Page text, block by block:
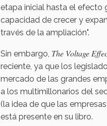
etapa inicial hasta el efecto
capacidad de crecer y
través de la ampliación".
Sin embargo, The Voltage
reciente, ya que los
mercado de las grandes
a los multimillonarios del
(la idea de que las
está presente en su libro.